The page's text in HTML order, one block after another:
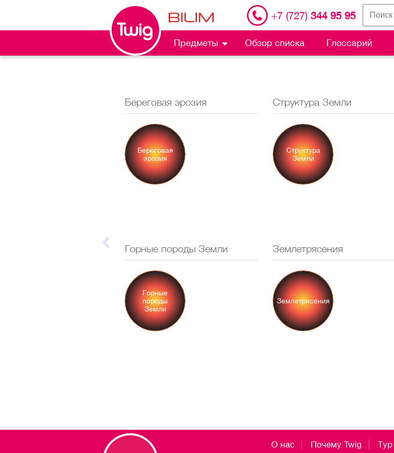
+7 (727) 344 95 95
Предметы Обзор списка Глоссарий
Береговая эрозия
Береговая
эрозия
Горные породы Земли
Горные
породы
Земли
Структура Земли
Структура
Земли
Землетрясения
Землетрясения
О нас Почему Twig Тур